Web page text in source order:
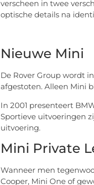
verscheen in twee
optische details na
Nieuwe Mini
De Rover Group wordt
afgestoten. Alleen Mini
In 2001 presenteert
Sportieve uitvoeringen
uitvoering.
Mini Private
Wanneer men
Cooper, Mini One of